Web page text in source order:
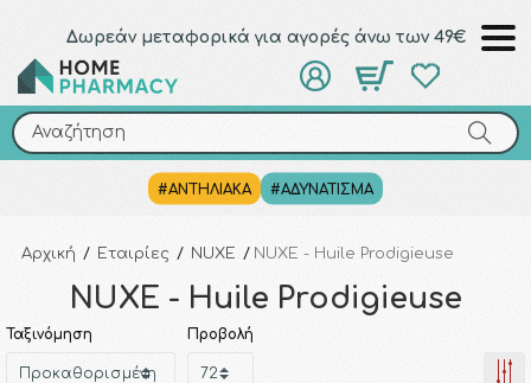
Δωρεάν μεταφορικά για αγορές άνω των 49€
Αναζήτηση
#ΑΝΤΗΛΙΑΚΑ #ΑΔΥΝΑΤΙΣΜΑ
Αναζήτηση
Αρχική / Εταιρίες / NUXE / NUXE - Huile Prodigieuse
NUXE - Huile Prodigieuse
Ταξινόμηση Προβολή